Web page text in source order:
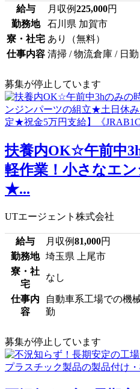
給与 月収例225,000円
勤務地
石川県 加賀市
寮・社宅 あり（無料）
仕事内容 清掃 / 物流倉庫 / 日勤
募集が停止しています
扶養内OK☆午前中
軽作業！小さなエ
★...
UTエージェント株式会社
給与 月収例81,000円
勤務地
埼玉県 上尾市
寮・社
宅
なし
仕事内
容
自動車系工場での機
勤
募集が停止しています